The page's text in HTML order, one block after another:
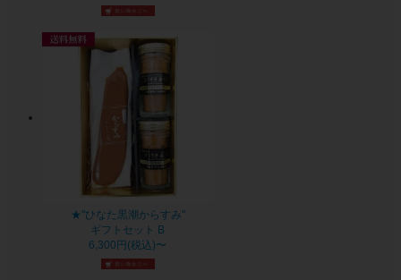
★"ひなた黒潮からすみ"
ギフトセット B
6,300円(税込)〜